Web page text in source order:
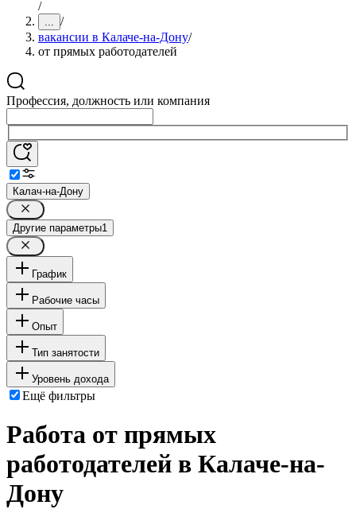
/
... /
вакансии в Калаче-на-Дону/
от прямых работодателей
Профессия, должность или компания
Калач-на-Дону
Другие параметры1
График
Рабочие часы
Опыт
Тип занятости
Уровень дохода
Ещё фильтры
Работа от прямых
работодателей в Калаче-на-
Дону